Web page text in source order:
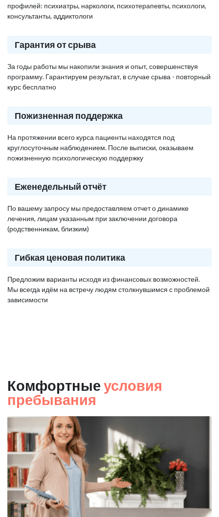
профилей: психиатры, наркологи, психотерапевты, психологи,
консультанты, аддиктологи
Гарантия от срыва
За годы работы мы накопили знания и опыт, совершенствуя
программу. Гарантируем результат, в случае срыва - повторный
курс бесплатно
Пожизненная поддержка
На протяжении всего курса пациенты находятся под
круглосуточным наблюдением. После выписки, оказываем
пожизненную психологическую поддержку
Еженедельный отчёт
По вашему запросу мы предоставляем отчет о динамике
лечения, лицам указанным при заключении договора
(родственникам, близким)
Гибкая ценовая политика
Предложим варианты исходя из финансовых возможностей.
Мы всегда идём на встречу людям столкнувшимся с проблемой
зависимости
Комфортные условия
пребывания